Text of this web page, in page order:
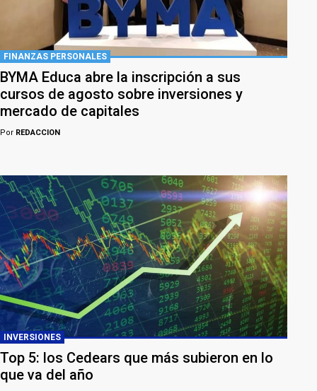
FINANZAS PERSONALES
BYMA Educa abre la inscripción a sus
cursos de agosto sobre inversiones y
mercado de capitales
Por REDACCION
INVERSIONES
Top 5: los Cedears que más subieron en lo
que va del año